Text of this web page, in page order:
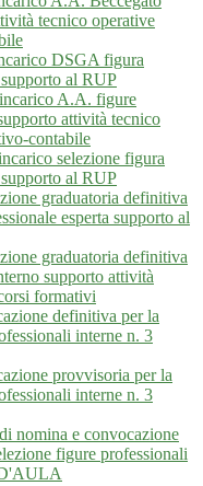
tecnico operative
DSGA figura
al RUP
A.A. figure
attività tecnico
contabile
selezione figura
al RUP
graduatoria definitiva
esperta supporto al
graduatoria definitiva
supporto attività
formativi
definitiva per la
interne n. 3
provvisoria per la
interne n. 3
nomina e convocazione
figure professionali